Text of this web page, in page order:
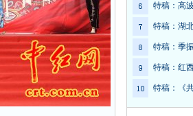
特稿：高
特稿：湖
特稿：季
特稿：红
特稿：《